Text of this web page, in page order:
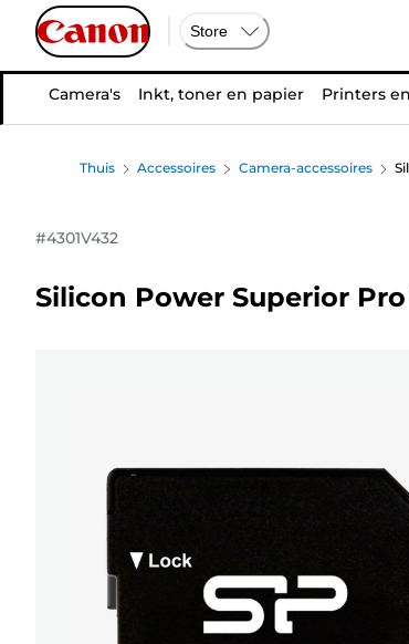
Store
Camera's Inkt, toner en papier Printers
Thuis Accessoires Camera-accessoires
#4301V432
Silicon Power Superior